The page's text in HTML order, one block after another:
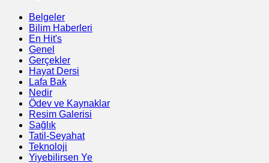
Belgeler
Bilim Haberleri
En Hit's
Genel
Gerçekler
Hayat Dersi
Lafa Bak
Nedir
Ödev ve Kaynaklar
Resim Galerisi
Sağlık
Tatil-Seyahat
Teknoloji
Yiyebilirsen Ye